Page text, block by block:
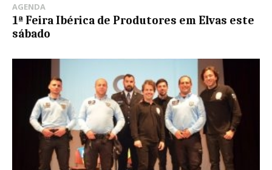
AGENDA
1ª Feira Ibérica de Produtores em Elvas este
sábado